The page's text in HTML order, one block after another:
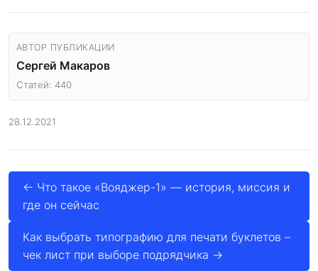
АВТОР ПУБЛИКАЦИИ
Сергей Макаров
Статей: 440
28.12.2021
← Что такое «Вояджер-1» — история, миссия и
где он сейчас
Как выбрать типографию для печати буклетов –
чек лист при выборе подрядчика →